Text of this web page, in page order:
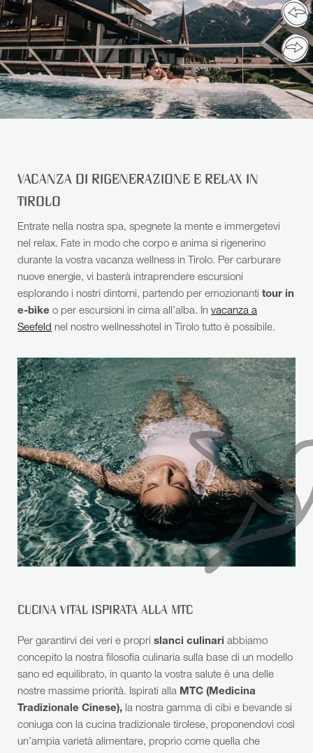
VACANZA DI RIGENERAZIONE E RELAX IN
TIROLO
Entrate nella nostra spa, spegnete la mente e immergetevi
nel relax. Fate in modo che corpo e anima si rigenerino
durante la vostra vacanza wellness in Tirolo. Per carburare
nuove energie, vi basterà intraprendere escursioni
esplorando i nostri dintorni, partendo per emozionanti tour in
e-bike o per escursioni in cima all’alba. In vacanza a
Seefeld nel nostro wellnesshotel in Tirolo tutto è possibile.
CUCINA VITAL ISPIRATA ALLA MTC
Per garantirvi dei veri e propri slanci culinari abbiamo
concepito la nostra filosofia culinaria sulla base di un modello
sano ed equilibrato, in quanto la vostra salute è una delle
nostre massime priorità. Ispirati alla MTC (Medicina
Tradizionale Cinese), la nostra gamma di cibi e bevande si
coniuga con la cucina tradizionale tirolese, proponendovi così
un’ampia varietà alimentare, proprio come quella che